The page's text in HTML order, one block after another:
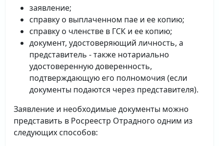
заявление;
справку о выплаченном пае и ее копию;
справку о членстве в ГСК и ее копию;
документ, удостоверяющий личность, а
представитель - также нотариально
удостоверенную доверенность,
подтверждающую его полномочия (если
документы подаются через представителя).
Заявление и необходимые документы можно
представить в Росреестр Отрадного одним из
следующих способов: